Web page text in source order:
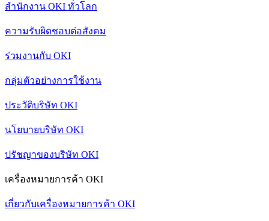
สำนักงาน OKI ทั่วโลก
ความรับผิดชอบต่อสังคม
ร่วมงานกับ OKI
กลุ่มตัวอย่างการใช้งาน
ประวัติบริษัท OKI
นโยบายบริษัท OKI
ปรัชญาของบริษัท OKI
เครื่องหมายการค้า OKI
เกี่ยวกับเครื่องหมายการค้า OKI